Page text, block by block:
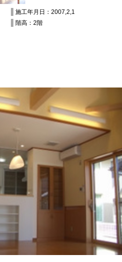
施工年月日：2007,2,1
階高：2階